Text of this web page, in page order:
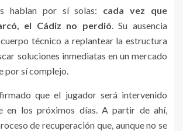
hablan por sí solas: cada vez que
el Cádiz no perdió. Su ausencia
técnico a replantear la estructura
soluciones inmediatas en un mercado
por sí complejo.
que el jugador será intervenido
en los próximos días. A partir de ahí,
de recuperación que, aunque no se